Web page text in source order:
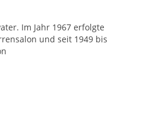
Im Jahr 1967 erfolgte
und seit 1949 bis